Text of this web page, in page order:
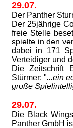
29.07.
Der Panther
Der 25jährige
freie Stelle
spielte in den
dabei in 171
Verteidiger und
Die Zeitschrift
Stürmer: "...ein
große
29.07.
Die Black
Panther GmbH